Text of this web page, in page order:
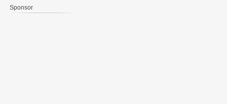
Sponsor